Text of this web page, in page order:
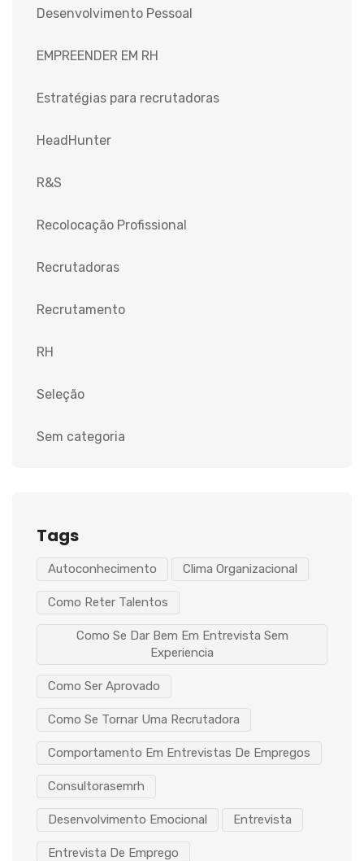
Desenvolvimento Pessoal
EMPREENDER EM RH
Estratégias para recrutadoras
HeadHunter
R&S
Recolocação Profissional
Recrutadoras
Recrutamento
RH
Seleção
Sem categoria
Tags
Autoconhecimento Clima Organizacional
Como Reter Talentos
Como Se Dar Bem Em Entrevista Sem
Experiencia
Como Ser Aprovado
Como Se Tornar Uma Recrutadora
Comportamento Em Entrevistas De Empregos
Consultorasemrh
Desenvolvimento Emocional Entrevista
Entrevista De Emprego